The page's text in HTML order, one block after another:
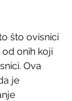
što ovisnici
onih koji
Ova
je